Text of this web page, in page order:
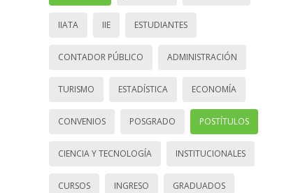
IIATA IIE ESTUDIANTES
CONTADOR PÚBLICO ADMINISTRACIÓN
TURISMO ESTADÍSTICA ECONOMÍA
CONVENIOS POSGRADO POSTÍTULOS
CIENCIA Y TECNOLOGÍA INSTITUCIONALES
CURSOS INGRESO GRADUADOS